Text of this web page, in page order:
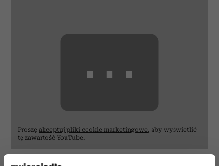
⋯
Proszę akceptuj pliki cookie marketingowe, aby wyświetlić
tę zawartość YouTube.